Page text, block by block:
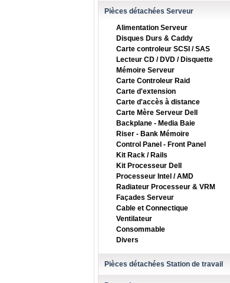
Pièces détachées Serveur
Alimentation Serveur
Disques Durs & Caddy
Carte controleur SCSI / SAS
Lecteur CD / DVD / Disquette
Mémoire Serveur
Carte Controleur Raid
Carte d'extension
Carte d'accès à distance
Carte Mère Serveur Dell
Backplane - Media Baie
Riser - Bank Mémoire
Control Panel - Front Panel
Kit Rack / Rails
Kit Processeur Dell
Processeur Intel / AMD
Radiateur Processeur & VRM
Façades Serveur
Cable et Connectique
Ventilateur
Consommable
Divers
Pièces détachées Station de travail